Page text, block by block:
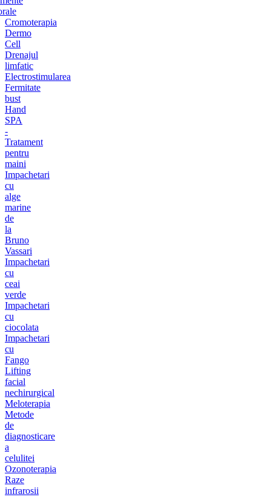
Cromoterapia
Dermo
Cell
Drenajul
limfatic
Electrostimularea
Fermitate
bust
Hand
SPA
-
Tratament
pentru
maini
Impachetari
cu
alge
marine
de
la
Bruno
Vassari
Impachetari
cu
ceai
verde
Impachetari
cu
ciocolata
Impachetari
cu
Fango
Lifting
facial
nechirurgical
Meloterapia
Metode
de
diagnosticare
a
celulitei
Ozonoterapia
Raze
infrarosii